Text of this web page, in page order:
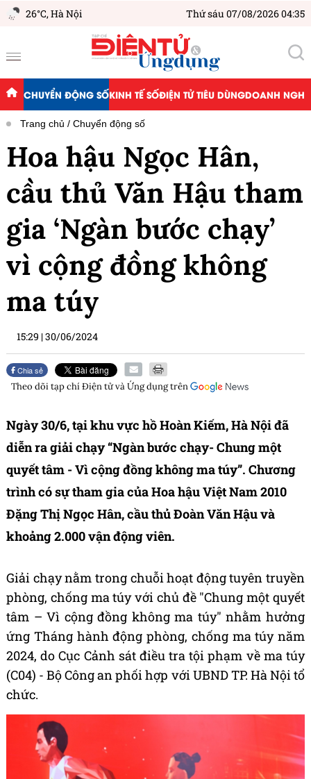
26°C,Hà Nội Thứ sáu 07/08/2026 04:35
CHUYỂN ĐỘNG SỐKINH TẾ SỐĐIỆN TỬ TIÊU DÙNGDOANH
Trang chủ Chuyển động số
Hoa hậu Ngọc Hân,
cầu thủ Văn Hậu tham
gia ‘Ngàn bước chạy’
vì cộng đồng không
ma túy
15:29 |30/06/2024
Chia sẻ
Theo dõi tạp chíĐiện tử và Ứng dụngtrên
Ngày 30/6, tại khu vực hồ Hoàn Kiếm, Hà Nội đã
diễn ra giải chạy “Ngàn bước chạy- Chung một
quyết tâm - Vì cộng đồng không ma túy”. Chương
trình có sự tham gia của Hoa hậu Việt Nam 2010
Đặng Thị Ngọc Hân, cầu thủ Đoàn Văn Hậu và
khoảng 2.000 vận động viên.
Giải chạy nằm trong chuỗi hoạt động tuyên truyền
phòng, chống ma túy với chủ đề "Chung một quyết
tâm – Vì cộng đồng không ma túy" nhằm hưởng
ứng Tháng hành động phòng, chống ma túy năm
2024, do Cục Cảnh sát điều tra tội phạm về ma túy
(C04) - Bộ Công an phối hợp với UBND TP. Hà Nội tổ
chức.